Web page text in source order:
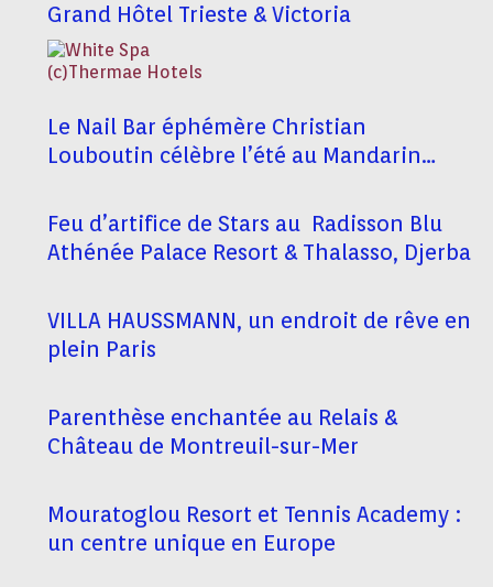
Grand Hôtel Trieste & Victoria
Le Nail Bar éphémère Christian
Louboutin célèbre l’été au Mandarin
Feu d’artifice de Stars au Radisson Blu
Athénée Palace Resort & Thalasso, Djerba
VILLA HAUSSMANN, un endroit de rêve en
plein Paris
Parenthèse enchantée au Relais &
Château de Montreuil-sur-Mer
Mouratoglou Resort et Tennis Academy :
un centre unique en Europe